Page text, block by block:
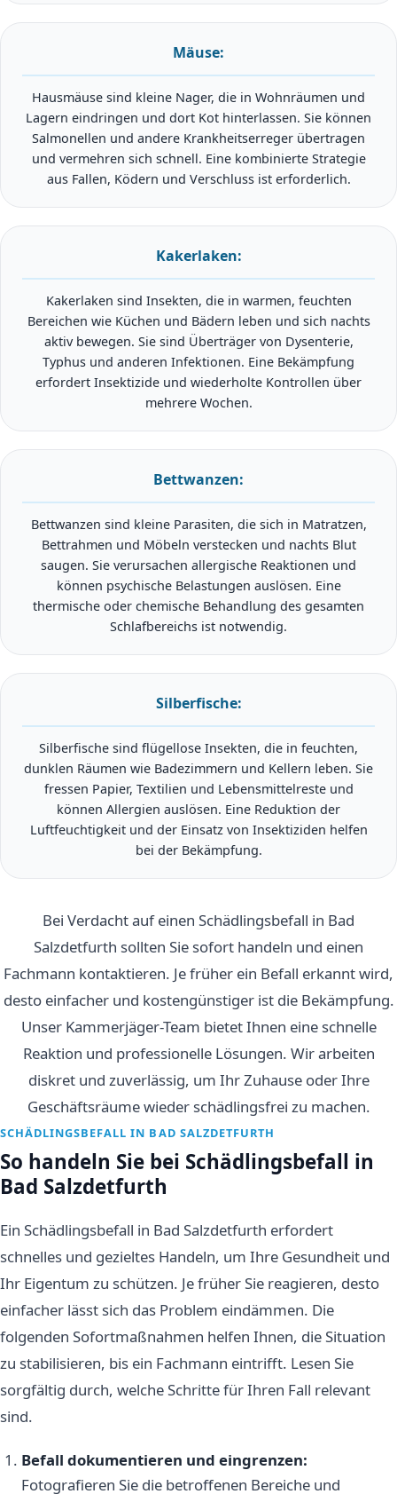
Mäuse:
Hausmäuse sind kleine Nager, die in Wohnräumen und
Lagern eindringen und dort Kot hinterlassen. Sie können
Salmonellen und andere Krankheitserreger übertragen
und vermehren sich schnell. Eine kombinierte Strategie
aus Fallen, Ködern und Verschluss ist erforderlich.
Kakerlaken:
Kakerlaken sind Insekten, die in warmen, feuchten
Bereichen wie Küchen und Bädern leben und sich nachts
aktiv bewegen. Sie sind Überträger von Dysenterie,
Typhus und anderen Infektionen. Eine Bekämpfung
erfordert Insektizide und wiederholte Kontrollen über
mehrere Wochen.
Bettwanzen:
Bettwanzen sind kleine Parasiten, die sich in Matratzen,
Bettrahmen und Möbeln verstecken und nachts Blut
saugen. Sie verursachen allergische Reaktionen und
können psychische Belastungen auslösen. Eine
thermische oder chemische Behandlung des gesamten
Schlafbereichs ist notwendig.
Silberfische:
Silberfische sind flügellose Insekten, die in feuchten,
dunklen Räumen wie Badezimmern und Kellern leben. Sie
fressen Papier, Textilien und Lebensmittelreste und
können Allergien auslösen. Eine Reduktion der
Luftfeuchtigkeit und der Einsatz von Insektiziden helfen
bei der Bekämpfung.
Bei Verdacht auf einen Schädlingsbefall in Bad
Salzdetfurth sollten Sie sofort handeln und einen
Fachmann kontaktieren. Je früher ein Befall erkannt wird,
desto einfacher und kostengünstiger ist die Bekämpfung.
Unser Kammerjäger-Team bietet Ihnen eine schnelle
Reaktion und professionelle Lösungen. Wir arbeiten
diskret und zuverlässig, um Ihr Zuhause oder Ihre
Geschäftsräume wieder schädlingsfrei zu machen.
SCHÄDLINGSBEFALL IN BAD SALZDETFURTH
So handeln Sie bei Schädlingsbefall in
Bad Salzdetfurth
Ein Schädlingsbefall in Bad Salzdetfurth erfordert
schnelles und gezieltes Handeln, um Ihre Gesundheit und
Ihr Eigentum zu schützen. Je früher Sie reagieren, desto
einfacher lässt sich das Problem eindämmen. Die
folgenden Sofortmaßnahmen helfen Ihnen, die Situation
zu stabilisieren, bis ein Fachmann eintrifft. Lesen Sie
sorgfältig durch, welche Schritte für Ihren Fall relevant
sind.
Befall dokumentieren und eingrenzen:
Fotografieren Sie die betroffenen Bereiche und